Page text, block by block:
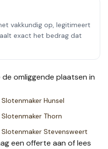
vakkundig op, legitimeert
exact het bedrag dat
omliggende plaatsen in
Slotenmaker Hunsel
Slotenmaker Thorn
Slotenmaker Stevensweert
een offerte aan of lees